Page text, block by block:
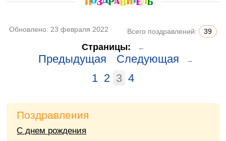
Обновлено: 23 февраля 2022 Всего поздравлений: 39
Страницы: ←
Предыдущая Следующая →
1 2 3 4
Поздравления
С днем рождения